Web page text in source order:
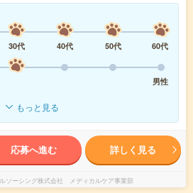
30代 40代 50代
60代
男性
もっと見る
応募へ進む 詳しく見る
ソーシング株式会社 メディカルケア事業部